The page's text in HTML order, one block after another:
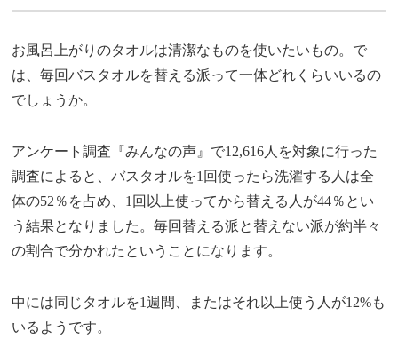
お風呂上がりのタオルは清潔なものを使いたいもの。で
は、毎回バスタオルを替える派って一体どれくらいいるの
でしょうか。
アンケート調査『みんなの声』で12,616人を対象に行った
調査によると、バスタオルを1回使ったら洗濯する人は全
体の52％を占め、1回以上使ってから替える人が44％とい
う結果となりました。毎回替える派と替えない派が約半々
の割合で分かれたということになります。
中には同じタオルを1週間、またはそれ以上使う人が12%も
いるようです。